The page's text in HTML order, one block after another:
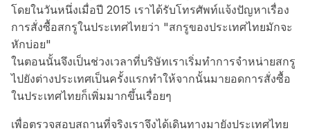
โดยในวันหนึ่งเมื่อปี 2015 เราได้รับโทรศัพท์แจ้งปัญหาเรื่อง
การสั่งซื้อสกรูในประเทศไทยว่า "สกรูของประเทศไทยมักจะ
หักบ่อย"
ในตอนนั้นจึงเป็นช่วงเวลาที่บริษัทเราเริ่มทำการจำหน่ายสกรู
ไปยังต่างประเทศเป็นครั้งแรกทำให้จากนั้นมายอดการสั่งซื้อ
ในประเทศไทยก็เพิ่มมากขึ้นเรื่อยๆ
เพื่อตรวจสอบสถานที่จริงเราจึงได้เดินทางมายังประเทศไทย